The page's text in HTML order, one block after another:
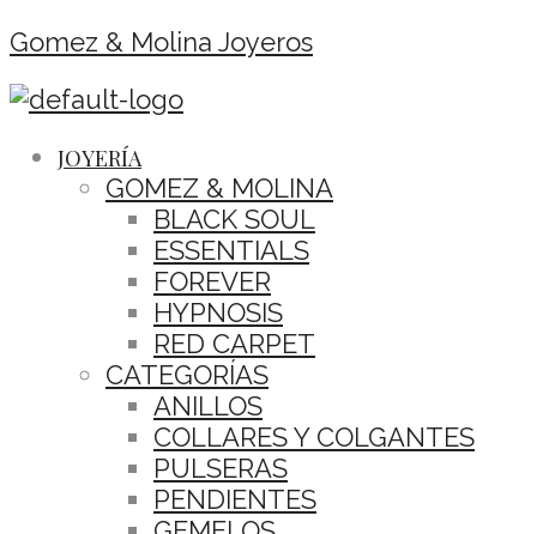
Gomez & Molina Joyeros
JOYERÍA
GOMEZ & MOLINA
BLACK SOUL
ESSENTIALS
FOREVER
HYPNOSIS
RED CARPET
CATEGORÍAS
ANILLOS
COLLARES Y COLGANTES
PULSERAS
PENDIENTES